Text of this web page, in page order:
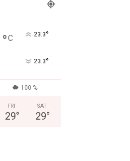
°C 23.3°
23.3°
100 %
FRI
29°
SAT
29°